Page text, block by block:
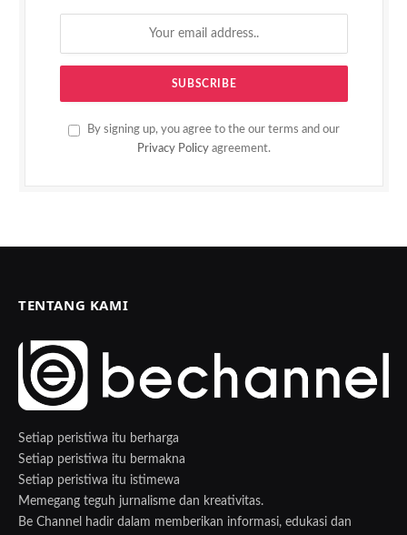
By signing up, you agree to the our terms and our
Privacy Policy agreement.
TENTANG KAMI
Setiap peristiwa itu berharga
Setiap peristiwa itu bermakna
Setiap peristiwa itu istimewa
Memegang teguh jurnalisme dan kreativitas.
Be Channel hadir dalam memberikan informasi, edukasi dan